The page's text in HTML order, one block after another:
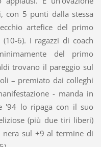
con 5 punti dalla stessa
artefice del primo
6). I ragazzi di coach
del primo
trovano il pareggio sul
– premiato dai colleghi
- manda in
'94 lo ripaga con il suo
(più due tiri liberi)
nera sul +9 al termine di